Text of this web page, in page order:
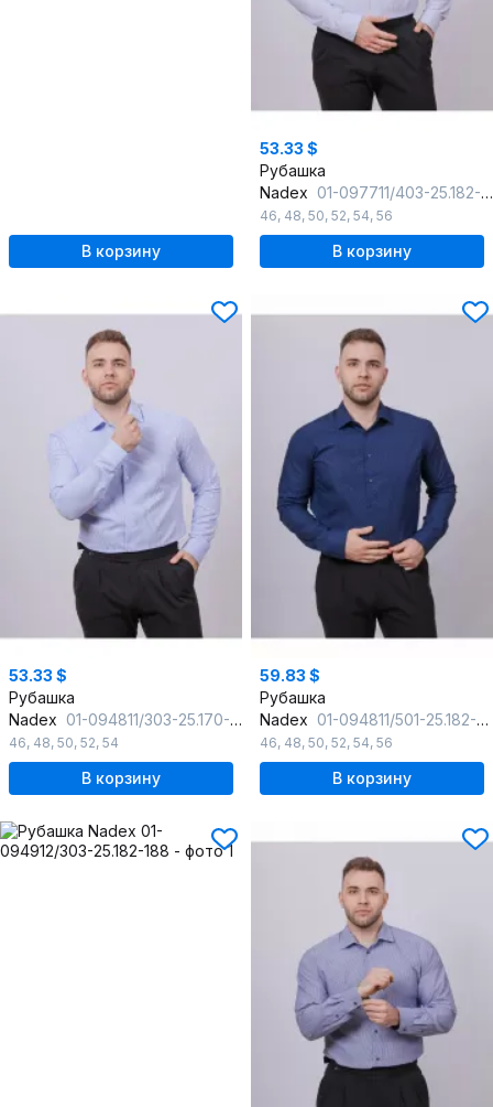
В корзину
53.33 $
Рубашка
Nadex 01-097711/403-25.182-188
46, 48, 50, 52, 54, 56
В корзину
53.33 $
Рубашка
Nadex 01-094811/303-25.170-176
46, 48, 50, 52, 54
В корзину
59.83 $
Рубашка
Nadex 01-094811/501-25.182-188
46, 48, 50, 52, 54, 56
В корзину